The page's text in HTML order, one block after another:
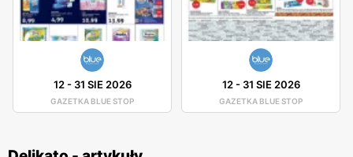
12- 31 SIE 2026
GAZETKA BLUE STOP
12- 31 SIE 2026
GAZETKA BLUE STOP